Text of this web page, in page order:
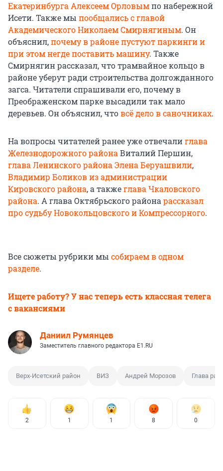
Екатеринбурга Алексеем Орловымпо набережной
Исети. Также мы пообщались с главой
Академического Николаем Смирнягиным. Он
объяснил,почему в районе пустуют паркинги и
при этом негде поставить машину. Также
Смирнягин рассказал, что трамвайное кольцо в
районе уберут ради строительства долгожданного
загса. Читатели спрашивали его, почему в
Преображенском парке высадили так мало
деревьев. Он объяснил, чтовсё дело в саночниках.
На вопросы читателей ранее уже отвечалиглава
Железнодорожного районаВиталий Першин,
глава Ленинского района Элена Беруашвили,
Владимир Боликов из администрации
Кировского района, а такжеглава Чкаловского
района. А глава Октябрьского районарассказал
про судьбу Новокольцовского и Компрессорного.
Все сюжеты рубрики мы собираем в одном
разделе.
Ищете работу? У нас теперь есть классная телега
с вакансиями
Даниил Румянцев
Заместитель главного редактора E1.RU
Верх-Исетский район ВИЗ Андрей Морозов Глава
2 1 1 8 0